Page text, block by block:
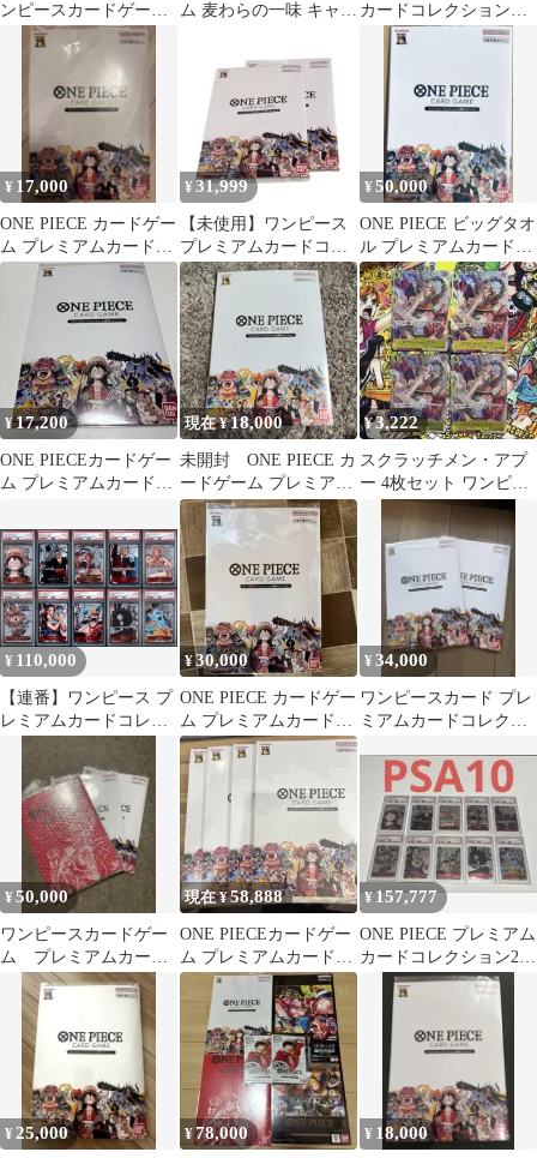
ンピースカードゲーム
25周年エディション
ム 麦わらの一味 キャラ カードコレクション
25周年エ
¥ 17,000
ONE PIECE カードゲー
ム プレミアムカードコ
レクション 25周年
¥ 31,999
【未使用】ワンピース
プレミアムカードコレ
クション 25周年エディ
ション2セット
¥50,000
ONE PIECE ビッグタオ
ル プレミアムカードコ
レクション 25周年 etc
¥17,200
ONE PIECEカードゲー
ム プレミアムカードコ
現在 ¥18,000
未開封 ONE PIECE カ
ードゲーム プレミアム
カードコレクション 25
周年
¥3,222
スクラッチメン・アプ
ー 4枚セット ワンピー
スカードゲーム
¥ 110,000
【連番】ワンピース プ
レミアムカードコレク
ション25周年 エディシ
¥30,000
ONE PIECE カードゲー
ム プレミアムカードコ
レクション 25周年
¥34,000
ワンピースカード プレ
ミアムカードコレクシ
ン 2個セット
¥50,000
ワンピースカードゲー
ム プレミアムカード
コレクション ２種セ
ット RED 25
現在 ¥58,888
ONE PIECEカードゲー
ム プレミアムカードコ
レクション 25周年 4
セット
¥157,777
ONE PIECE プレミアム
カードコレクション25
周年エディション
PSA10
¥ 25,000 ¥78,000 ¥ 18,000